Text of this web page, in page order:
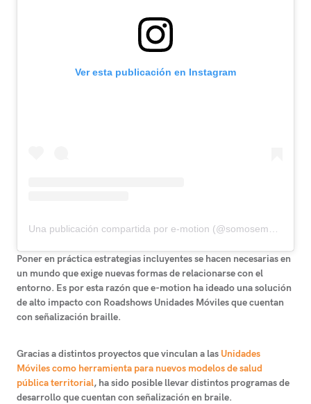
Ver esta publicación en Instagram
Poner en práctica estrategias incluyentes se hacen necesarias en
un mundo que exige nuevas formas de relacionarse con el
entorno. Es por esta razón quee-motion ha ideado una solución
de alto impactocon Roadshows Unidades Móviles que cuentan
con señalización braille.
Gracias a distintos proyectos que vinculan a las Unidades
Móviles como herramienta para nuevos modelos de salud
pública territorial, ha sido posible llevar distintos programas de
desarrollo que cuentan con señalización en braile.